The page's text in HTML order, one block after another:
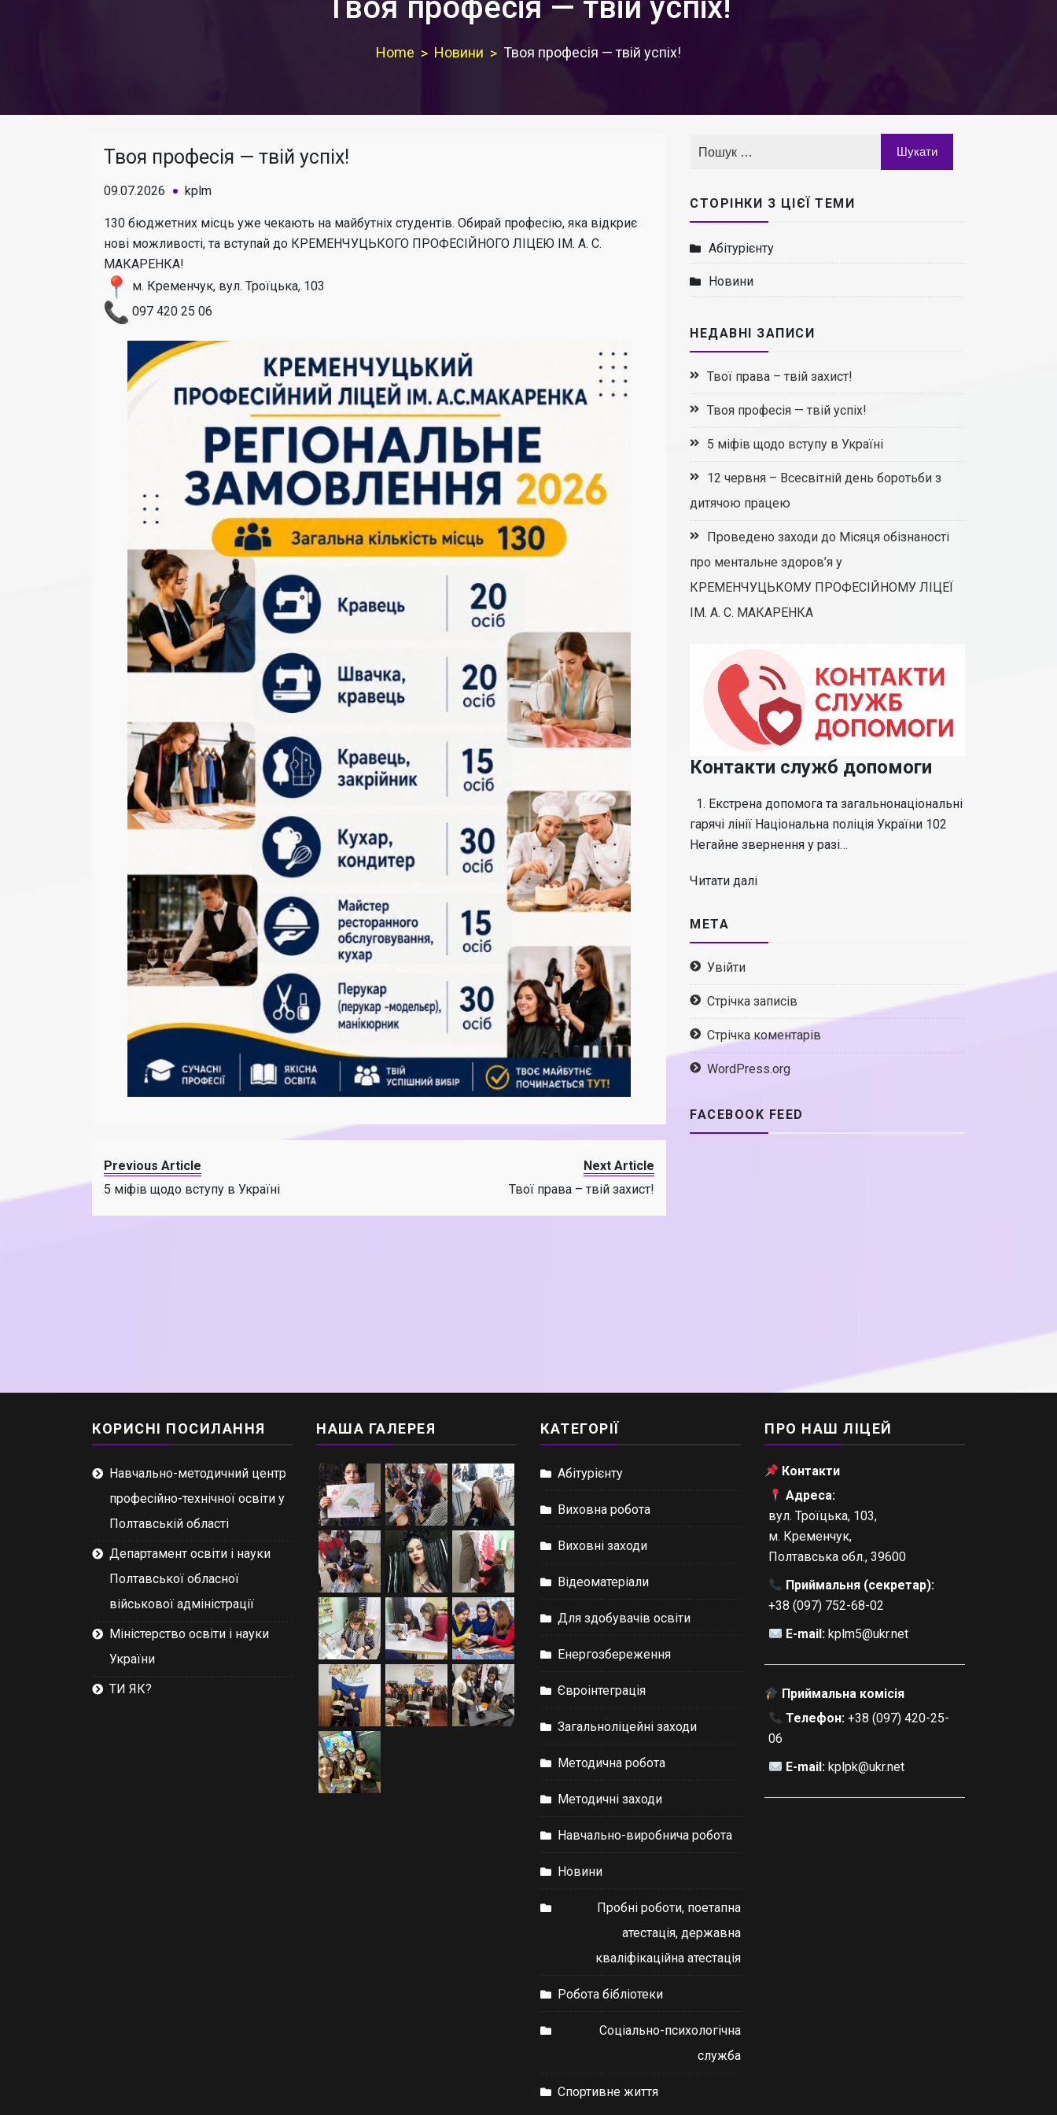
Твоя професія — твій успіх!
Home Новини Твоя професія — твій успіх!
Твоя професія — твій успіх!
09.07.2026 kplm
130 бюджетних місць уже чекають на майбутніх студентів. Обирай професію, яка відкриє
нові можливості, та вступай до КРЕМЕНЧУЦЬКОГО ПРОФЕСІЙНОГО ЛІЦЕЮ ІМ. А. С.
МАКАРЕНКА!
м. Кременчук, вул. Троїцька, 103
097 420 25 06
Previous Article
5 міфів щодо вступу в Україні
Next Article
Твої права – твій захист!
СТОРІНКИ З ЦІЄЇ ТЕМИ
Абітурієнту
Новини
НЕДАВНІ ЗАПИСИ
Твої права – твій захист!
Твоя професія — твій успіх!
5 міфів щодо вступу в Україні
12 червня – Всесвітній день боротьби з
дитячою працею
Проведено заходи до Місяця обізнаності
про ментальне здоров’я у
КРЕМЕНЧУЦЬКОМУ ПРОФЕСІЙНОМУ ЛІЦЕЇ
ІМ. А. С. МАКАРЕНКА
Контакти служб допомоги
1. Екстрена допомога та загальнонаціональні
гарячі лінії Національна поліція України 102
Негайне звернення у разі…
Читати далі
МЕТА
Увійти
Стрічка записів
Стрічка коментарів
WordPress.org
FACEBOOK FEED
КОРИСНІ ПОСИЛАННЯ
Навчально-методичний центр
професійно-технічної освіти у
Полтавській області
Департамент освіти і науки
Полтавської обласної
військової адміністрації
Міністерство освіти і науки
України
ТИ ЯК?
НАША ГАЛЕРЕЯ КАТЕГОРІЇ
Абітурієнту
Виховна робота
Виховні заходи
Відеоматеріали
Для здобувачів освіти
Енергозбереження
Євроінтеграція
Загальноліцейні заходи
Методична робота
Методичні заходи
Навчально-виробнича робота
Новини
Пробні роботи, поетапна
атестація, державна
кваліфікаційна атестація
Робота бібліотеки
Соціально-психологічна
служба
Спортивне життя
ПРО НАШ ЛІЦЕЙ
Контакти
Адреса:
вул. Троїцька, 103,
м. Кременчук,
Полтавська обл., 39600
Приймальня (секретар):
+38 (097) 752-68-02
E-mail: kplm5@ukr.net
Приймальна комісія
Телефон: +38 (097) 420-25-
06
E-mail: kplpk@ukr.net